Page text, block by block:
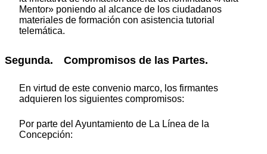
Mentor» poniendo al alcance de los ciudadanos
materiales de formación con asistencia tutorial
telemática.
Segunda. Compromisos de las Partes.
En virtud de este convenio marco, los firmantes
adquieren los siguientes compromisos:
Por parte del Ayuntamiento de La Línea de la
Concepción: